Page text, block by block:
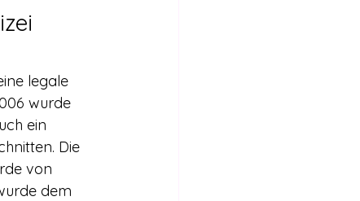
legale
wurde
ein
Die
von
dem